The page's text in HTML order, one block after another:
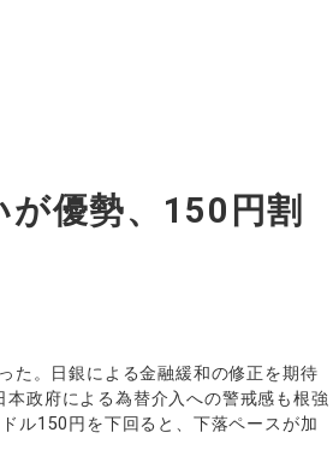
優勢、150円割
た。日銀による金融緩和の修正を期待
政府による為替介入への警戒感も根強
ル150円を下回ると、下落ペースが加